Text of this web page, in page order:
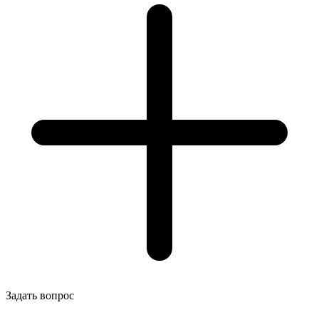
Задать вопрос